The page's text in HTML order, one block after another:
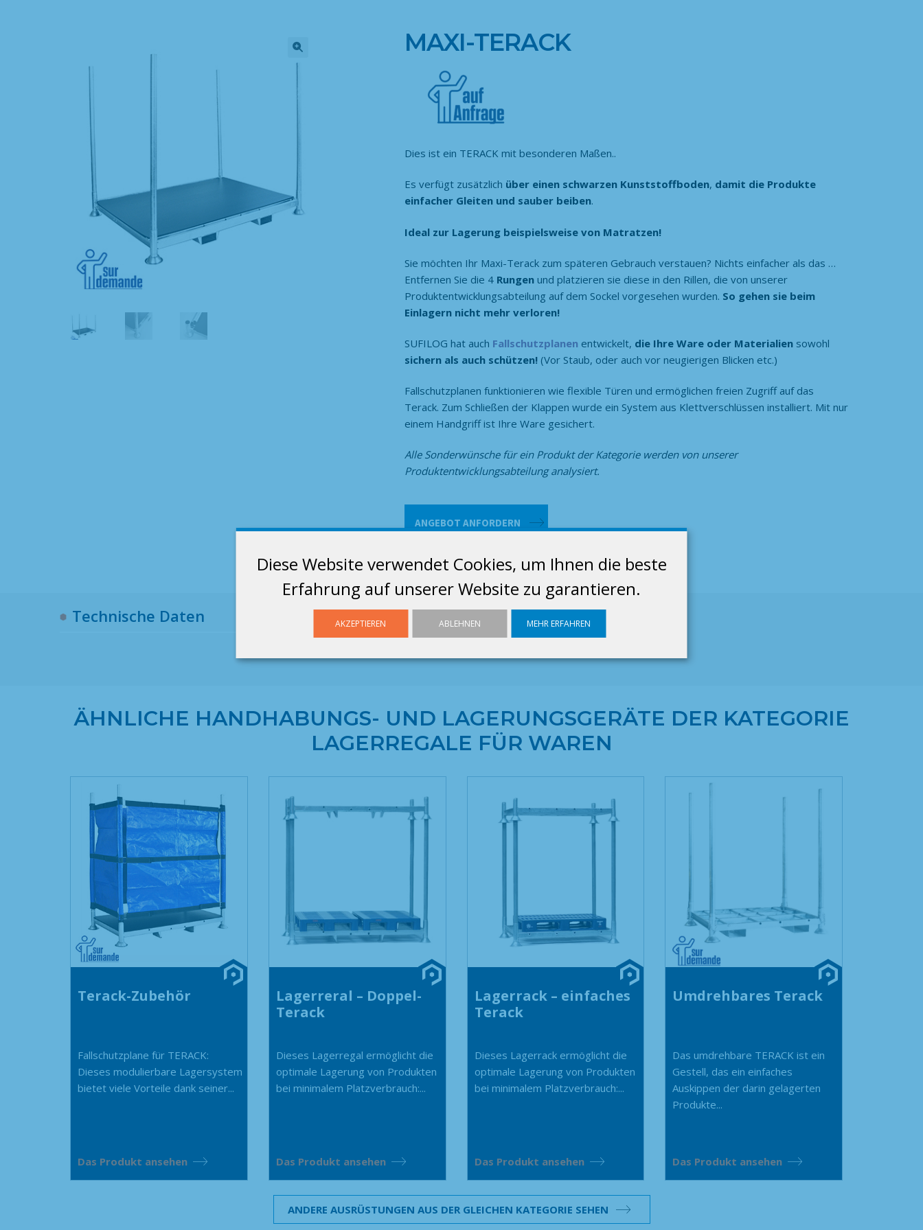
Diese Website verwendet Cookies, um Ihnen die beste
Erfahrung auf unserer Website zu garantieren.
AKZEPTIEREN ABLEHNEN MEHR ERFAHREN
MAXI-TERACK
Dies ist ein TERACK mit besonderen Maßen..
Es verfügt zusätzlich über einen schwarzen Kunststoffboden, damit die Produkte
einfacher Gleiten und sauber beiben.
Ideal zur Lagerung beispielsweise von Matratzen!
Sie möchten Ihr Maxi-Terack zum späteren Gebrauch verstauen? Nichts einfacher als das …
Entfernen Sie die 4 Rungen und platzieren sie diese in den Rillen, die von unserer
Produktentwicklungsabteilung auf dem Sockel vorgesehen wurden. So gehen sie beim
Einlagern nicht mehr verloren!
SUFILOG hat auch Fallschutzplanen entwickelt, die Ihre Ware oder Materialien sowohl
sichern als auch schützen! (Vor Staub, oder auch vor neugierigen Blicken etc.)
Fallschutzplanen funktionieren wie flexible Türen und ermöglichen freien Zugriff auf das
Terack. Zum Schließen der Klappen wurde ein System aus Klettverschlüssen installiert. Mit nur
einem Handgriff ist Ihre Ware gesichert.
Alle Sonderwünsche für ein Produkt der Kategoriewerden von unserer
Produktentwicklungsabteilung analysiert.
Terack
ANGEBOT ANFORDERN
Technische Daten
ÄHNLICHE HANDHABUNGS- UND LAGERUNGSGERÄTE DER KATEGORIE
LAGERREGALE FÜR WAREN
Terack-Zubehör
Fallschutzplane für TERACK:
Dieses modulierbare Lagersystem
bietet viele Vorteile dank seiner...
Das Produkt ansehen
Lagerreral – Doppel-
Terack
Dieses Lagerregal ermöglicht die
optimale Lagerung von Produkten
bei minimalem Platzverbrauch:...
Das Produkt ansehen
Lagerrack – einfaches
Terack
Dieses Lagerrack ermöglicht die
optimale Lagerung von Produkten
bei minimalem Platzverbrauch:...
Das Produkt ansehen
Umdrehbares Terack
Das umdrehbare TERACK ist ein
Gestell, das ein einfaches
Auskippen der darin gelagerten
Produkte...
Das Produkt ansehen
ANDERE AUSRÜSTUNGEN AUS DER GLEICHEN KATEGORIE SEHEN